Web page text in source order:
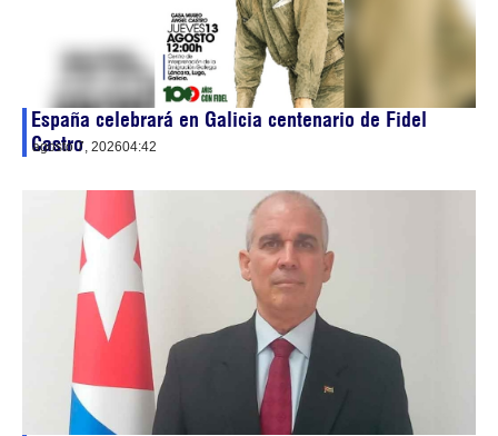
España celebrará en Galicia centenario de Fidel
Castro
agosto 7, 202604:42